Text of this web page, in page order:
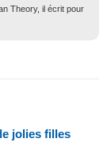
Theory, il écrit pour
jolies filles